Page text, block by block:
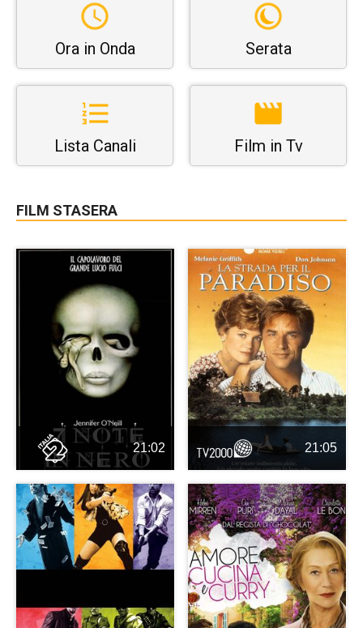
Ora in Onda Serata
Lista Canali Film in Tv
FILM STASERA
21:02 21:05